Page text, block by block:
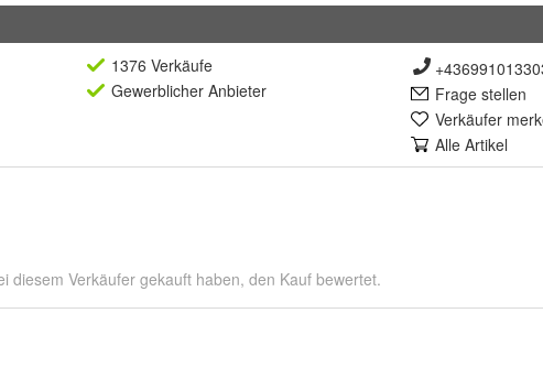
1376 Verkäufe
Gewerblicher Anbieter
Frage stellen
Verkäufer
Alle Artikel
diesem Verkäufer gekauft haben, den Kauf bewertet.